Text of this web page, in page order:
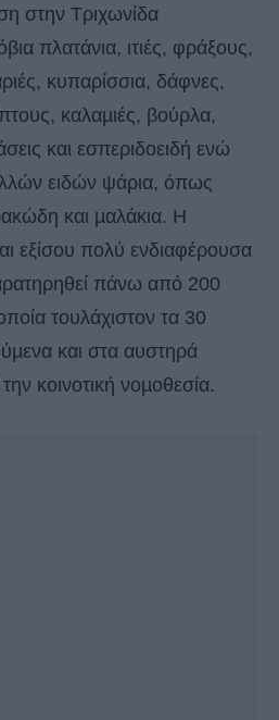
στην Τριχωνίδα
πλατάνια, ιτιές, φράξους,
κυπαρίσσια, δάφνες,
καλαµιές, βούρλα,
και εσπεριδοειδή ενώ
ειδών ψάρια, όπως
και µαλάκια. Η
εξίσου πολύ ενδιαφέρουσα
πάνω από 200
τουλάχιστον τα 30
και στα αυστηρά
κοινοτική νοµοθεσία.